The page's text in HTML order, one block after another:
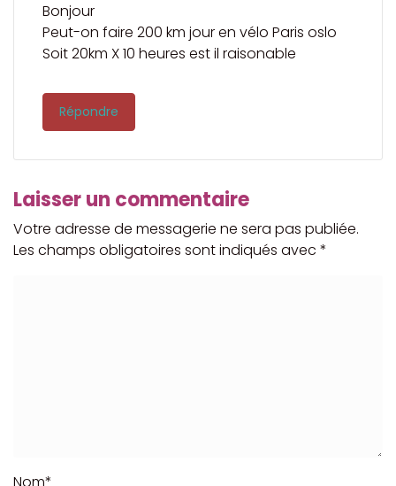
Bonjour
Peut-on faire 200 km jour en vélo Paris oslo
Soit 20km X 10 heures est il raisonable
Répondre
Laisser un commentaire
Votre adresse de messagerie ne sera pas publiée.
Les champs obligatoires sont indiqués avec *